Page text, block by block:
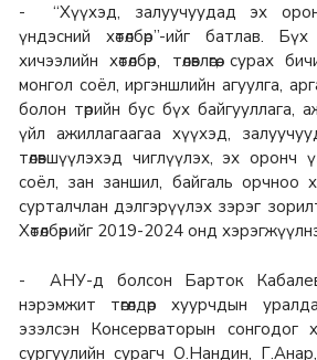
- “Хүүхэд, залуучуудад эх
үндэсний хөтөлбөр”-ийг батлав.
хичээлийн хөтөлбөр, төлөвлөгөө,
монгол соёл, иргэншлийн агуулга,
болон төрийн бус бүх байгууллага,
үйл ажиллагаагаа хүүхэд,
төлөвшүүлэхэд чиглүүлэх, эх оронч
соёл, зан заншил, байгаль орчноо
сурталчлан дэлгэрүүлэх зэрэг
Хөтөлбөрийг 2019-2024 онд
- АНУ-д болсон Барток
нэрэмжит төгөлдөр хуурчдын
эзэлсэн Консерваторын сонгодог
сургуулийн сурагч О.Нандин,